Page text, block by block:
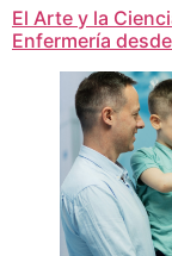
El Arte y la
Enfermería